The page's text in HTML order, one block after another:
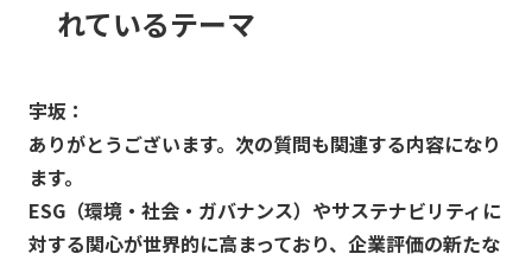
れているテーマ
宇坂：
ありがとうございます。次の質問も関連する内容になり
ます。
ESG（環境・社会・ガバナンス）やサステナビリティに
対する関心が世界的に高まっており、企業評価の新たな